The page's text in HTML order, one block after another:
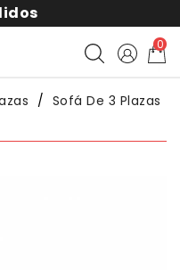
0
Sofá De 3 Plazas